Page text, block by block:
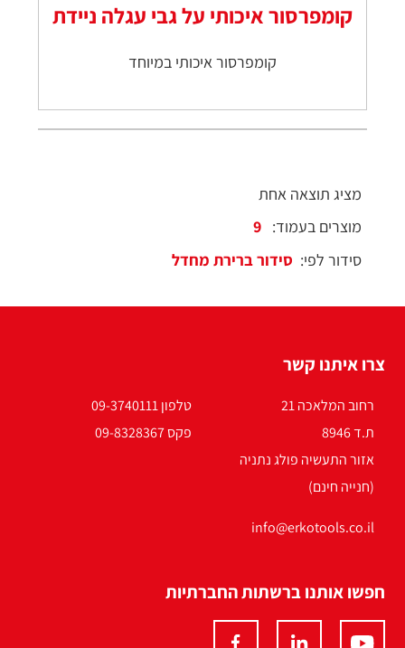
קומפרסור איכותי על גבי עגלה ניידת
קומפרסור איכותי במיוחד
מציג תוצאה אחת
מוצרים בעמוד:
סידור לפי:
צרו איתנו קשר
רחוב המלאכה 21
ת.ד 8946
אזור התעשיה פולג נתניה
(חנייה חינם)
טלפון 09-3740111
פקס 09-8328367
info@erkotools.co.il
חפשו אותנו ברשתות החברתיות